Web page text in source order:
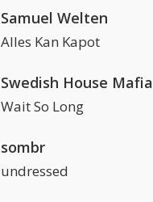
Samuel Welten
Alles Kan Kapot
Swedish House Mafia
Wait So Long
sombr
undressed